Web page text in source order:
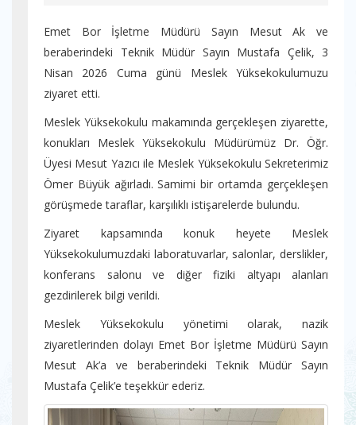
Emet Bor İşletme Müdürü Sayın Mesut Ak ve
beraberindeki Teknik Müdür Sayın Mustafa Çelik, 3
Nisan 2026 Cuma günü Meslek Yüksekokulumuzu
ziyaret etti.
Meslek Yüksekokulu makamında gerçekleşen ziyarette,
konukları Meslek Yüksekokulu Müdürümüz Dr. Öğr.
Üyesi Mesut Yazıcı ile Meslek Yüksekokulu Sekreterimiz
Ömer Büyük ağırladı. Samimi bir ortamda gerçekleşen
görüşmede taraflar, karşılıklı istişarelerde bulundu.
Ziyaret kapsamında konuk heyete Meslek
Yüksekokulumuzdaki laboratuvarlar, salonlar, derslikler,
konferans salonu ve diğer fiziki altyapı alanları
gezdirilerek bilgi verildi.
Meslek Yüksekokulu yönetimi olarak, nazik
ziyaretlerinden dolayı Emet Bor İşletme Müdürü Sayın
Mesut Ak’a ve beraberindeki Teknik Müdür Sayın
Mustafa Çelik’e teşekkür ederiz.